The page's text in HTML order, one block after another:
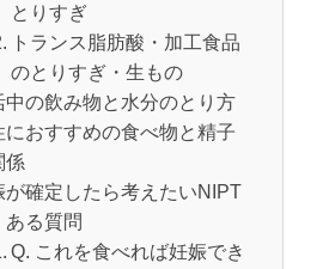
とりすぎ
トランス脂肪酸・加工食品
のとりすぎ・生もの
中の飲み物と水分のとり方
におすすめの食べ物と精子
係
が確定したら考えたいNIPT
ある質問
Q. これを食べれば妊娠でき